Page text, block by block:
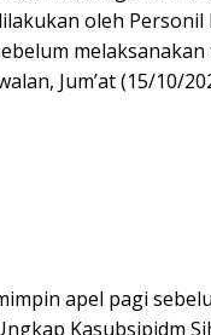
oleh
Jum’at (15/10/
apel pagi
Kasubsipidm